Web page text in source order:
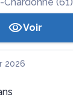
Voir
2026